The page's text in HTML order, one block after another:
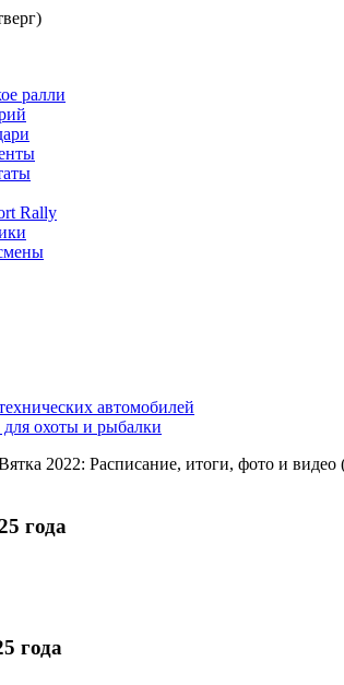
ралли
Rally
автомобилей
охоты и рыбалки
2022: Расписание, итоги, фото и видео
года
года